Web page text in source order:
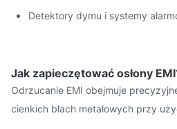
Detektory dymu i systemy
Jak zapieczętować osłony
Odrzucanie EMI obejmuje
cienkich blach metalowych przy